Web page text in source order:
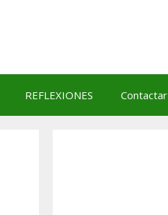
REFLEXIONES Contactar